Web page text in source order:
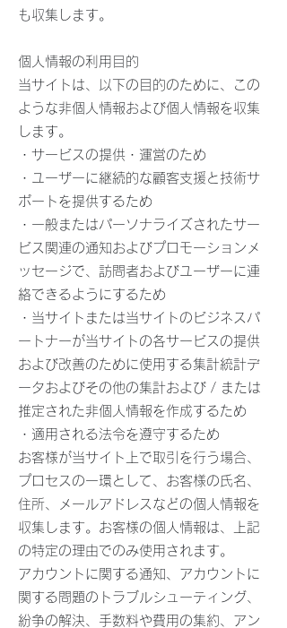
も収集します。
個人情報の利用目的
当サイトは、以下の目的のために、この
ような非個人情報および個人情報を収集
します。
・サービスの提供・運営のため
・ユーザーに継続的な顧客支援と技術サ
ポートを提供するため
・一般またはパーソナライズされたサー
ビス関連の通知およびプロモーションメ
ッセージで、訪問者およびユーザーに連
絡できるようにするため
・当サイトまたは当サイトのビジネスパ
ートナーが当サイトの各サービスの提供
および改善のために使用する集計統計デ
ータおよびその他の集計および / または
推定された非個人情報を作成するため
・適用される法令を遵守するため
お客様が当サイト上で取引を行う場合、
プロセスの一環として、お客様の氏名、
住所、メールアドレスなどの個人情報を
収集します。お客様の個人情報は、上記
の特定の理由でのみ使用されます。
アカウントに関する通知、アカウントに
関する問題のトラブルシューティング、
紛争の解決、手数料や費用の集約、アン